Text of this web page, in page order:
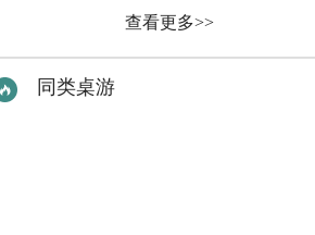
查看更多>>
同类桌游